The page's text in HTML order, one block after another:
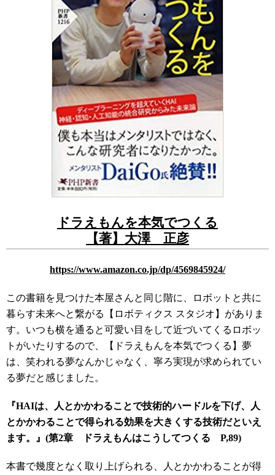
ドラ えもんを本気でつくる
【著】大澤 正彦
https://www.amazon.co.jp/dp/4569845924/
この書籍を見つけた本屋さんと同じ階に、ロボットと共に
暮らす未来へと繋がる【ロボティクス スタジオ】がありま
す。いつも横を通ると可愛い目をして近づいてくるロボッ
トがいたりするので、【ドラえもんを本気でつくる】夢
は、笑われる夢なんかじゃなく、寧ろ実現が求められてい
る夢だと感じました。
『HAIは、人とかかわることで技術的ハードルを下げ、人
とかかわることで得られる効果を大きくする技術だといえ
ます。』(第2章 ドラえもんはこうしてつくる P,89)
本書で幾度となく取り上げられる、人とかかわることが得